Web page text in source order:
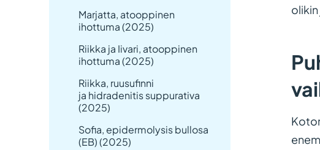
Marjatta, atooppinen
ihottuma (2025)
Riikka ja Iivari, atooppinen
ihottuma (2025)
Riikka, ruusufinni
ja hidradenitis suppurativa
(2025)
Sofia, epidermolysis bullosa
(EB) (2025)